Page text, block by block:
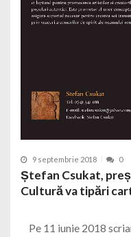
9 septembrie 2018 0
Ștefan Csukat,
Cultură va tipări
Pe 11 iunie 2018